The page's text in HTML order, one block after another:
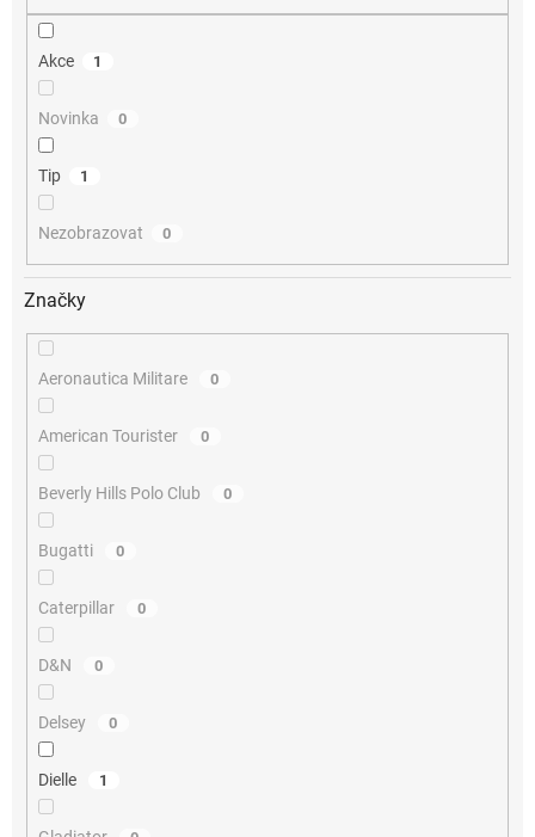
Akce 1
Novinka 0
Tip 1
Nezobrazovat 0
Značky
Aeronautica Militare 0
American Tourister 0
Beverly Hills Polo Club 0
Bugatti 0
Caterpillar 0
D&N 0
Delsey 0
Dielle 1